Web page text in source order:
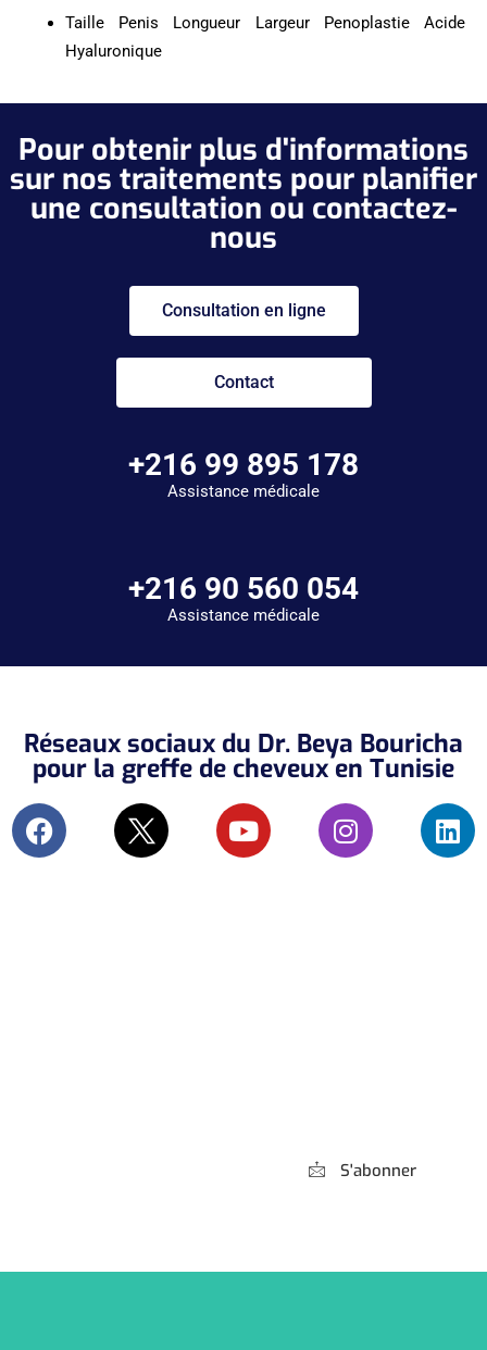
Taille Penis Longueur Largeur Penoplastie Acide
Hyaluronique
Pour obtenir plus d'informations
sur nos traitements pour planifier
une consultation ou contactez-
nous
Consultation en ligne
Contact
+216 99 895 178
Assistance médicale
+216 90 560 054
Assistance médicale
Réseaux sociaux du Dr. Beya Bouricha
pour la greffe de cheveux en Tunisie
S'abonner